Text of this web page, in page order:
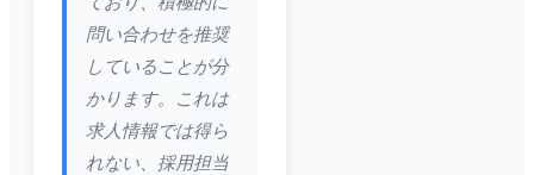
問い合わせを推奨
していることが分
かります。これは
求人情報では得ら
れない、採用担当